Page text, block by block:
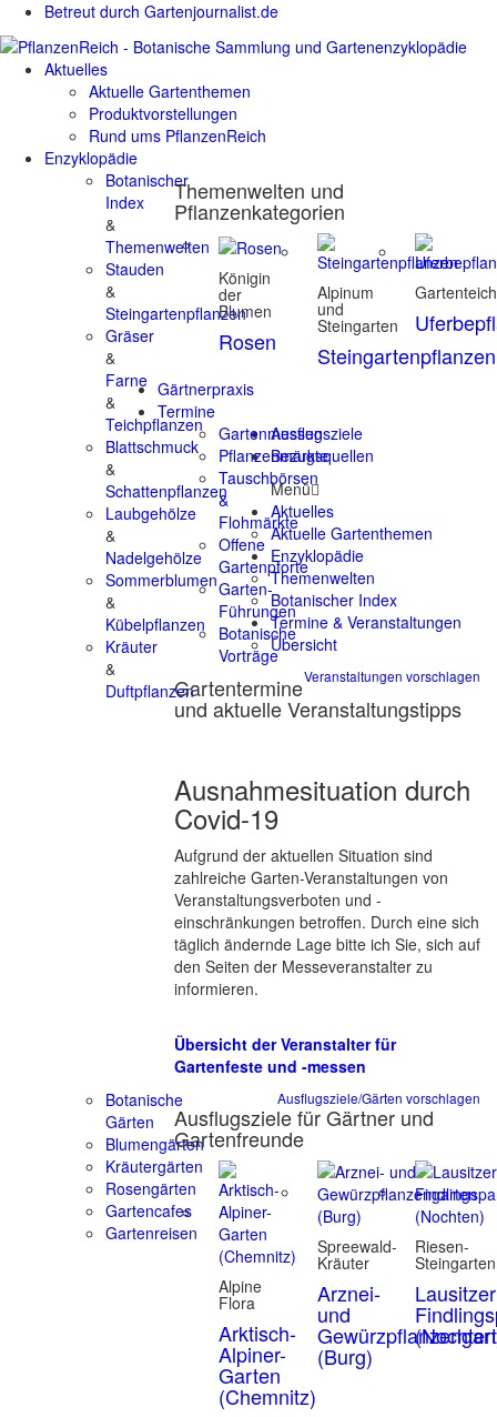
Betreut durch Gartenjournalist.de
Aktuelles
Aktuelle Gartenthemen
Produktvorstellungen
Rund ums PflanzenReich
Enzyklopädie
Botanischer
Index
&
Themenwelten
Stauden
&
Steingartenpflanzen
Gräser
&
Farne
&
Teichpflanzen
Blattschmuck
&
Schattenpflanzen
Laubgehölze
&
Nadelgehölze
Sommerblumen
&
Kübelpflanzen
Kräuter
&
Duftpflanzen
Themenwelten und
Pflanzenkategorien
Königin
der
Blumen
Rosen
Alpinum
und
Steingarten
Steingartenpflanzen
Gartenteich
Gärtnerpraxis
Termine
Gartenmessen
Pflanzenmärkte
Tauschbörsen
&
Flohmärkte
Offene
Gartenpforte
Garten-
Führungen
Botanische
Vorträge
Veranstaltungen vorschlagen
Gartentermine
und aktuelle Veranstaltungstipps
Ausnahmesituation durch
Covid-19
Aufgrund der aktuellen Situation sind
zahlreiche Garten-Veranstaltungen von
Veranstaltungsverboten und -
einschränkungen betroffen. Durch eine sich
täglich ändernde Lage bitte ich Sie, sich auf
den Seiten der Messeveranstalter zu
informieren.
Übersicht der Veranstalter für
Gartenfeste und -messen
Ausflugsziele
Botanische
Gärten
Blumengärten
Kräutergärten
Rosengärten
Gartencafes
Gartenreisen
Ausflugsziele/Gärten vorschlagen
Ausflugsziele für Gärtner und
Gartenfreunde
Alpine
Flora
Arktisch-
Alpiner-
Garten
(Chemnitz)
Spreewald-
Kräuter
Arznei-
und
(Burg)
Riesen-
Steingarten
Lausitzer
Bezugsquellen
Menü
Aktuelles
Aktuelle Gartenthemen
Enzyklopädie
Themenwelten
Botanischer Index
Termine & Veranstaltungen
Übersicht